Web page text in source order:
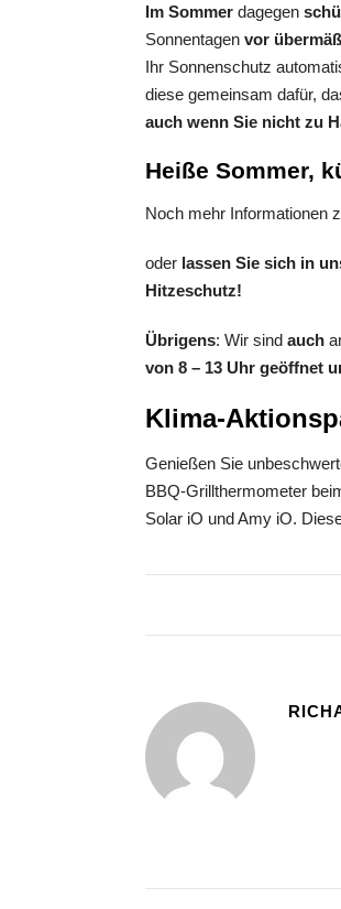
Im Sommer dagegen
Sonnentagen vor
Ihr Sonnenschutz
diese gemeinsam dafür,
auch wenn Sie nicht zu
Heiße Sommer,
Noch mehr Informationen
oder lassen Sie sich in
Hitzeschutz!
Übrigens: Wir sind auch
von 8 – 13 Uhr geöffnet
Klima-
Genießen Sie
BBQ-Grillthermometer
Solar iO und Amy iO.